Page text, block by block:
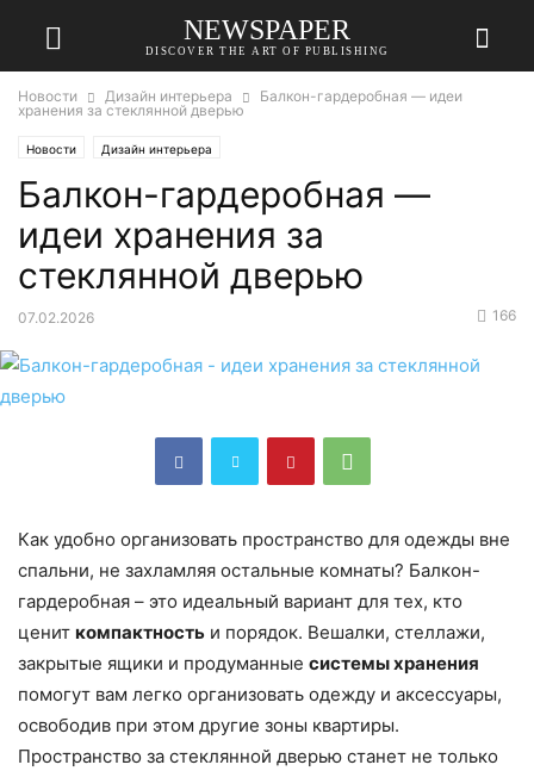
NEWSPAPER
DISCOVER THE ART OF PUBLISHING
Новости Дизайн интерьера
Балкон-гардеробная — идеи
хранения за стеклянной дверью
Новости Дизайн интерьера
Балкон-гардеробная —
идеи хранения за
стеклянной дверью
07.02.2026 166
Как удобно организовать пространство для одежды вне
спальни, не захламляя остальные комнаты? Балкон-
гардеробная – это идеальный вариант для тех, кто
ценит компактность и порядок. Вешалки, стеллажи,
закрытые ящики и продуманные системы хранения
помогут вам легко организовать одежду и аксессуары,
освободив при этом другие зоны квартиры.
Пространство за стеклянной дверью станет не только